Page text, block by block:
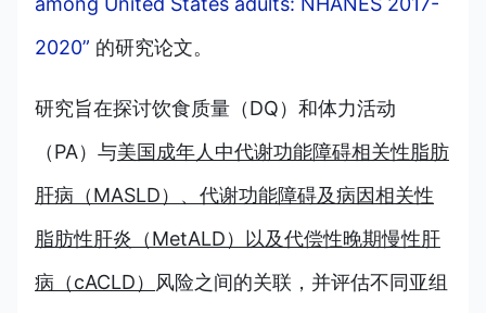
2020” 的研究论文。
研究旨在探讨饮食质量（DQ）和体力活动
（PA）与美国成年人中代谢功能障碍相关性脂肪
肝病（MASLD）、代谢功能障碍及病因相关性
脂肪性肝炎（MetALD）以及代偿性晚期慢性肝
病（cACLD） 风险之间的关联，并评估不同亚组